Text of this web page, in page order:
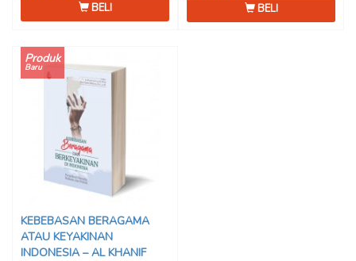
BELI BELI
Produk
Baru
KEBEBASAN BERAGAMA
ATAU KEYAKINAN
INDONESIA – AL KHANIF